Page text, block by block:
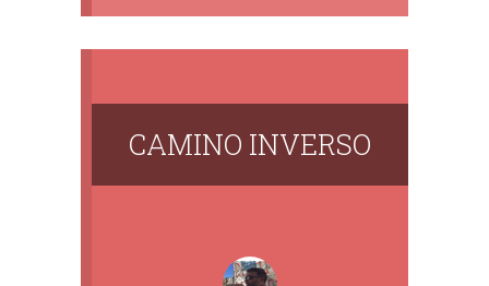
CAMINO INVERSO